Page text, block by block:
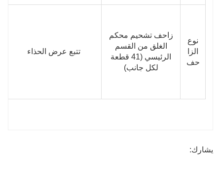
نوع
الزا
حف
زاحف تشحيم محكم
الغلق من القسم
الرئيسي (41 قطعة
لكل جانب)
تتبع عرض الحذاء
يشارك: